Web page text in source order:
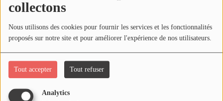
collectons
Nous utilisons des cookies pour fournir les services et les fonctionnalités
proposés sur notre site et pour améliorer l'expérience de nos utilisateurs.
Tout accepter Tout refuser
Analytics
CHRISTIAN SHOW
INTERVIEW
Agenda
Vidéo